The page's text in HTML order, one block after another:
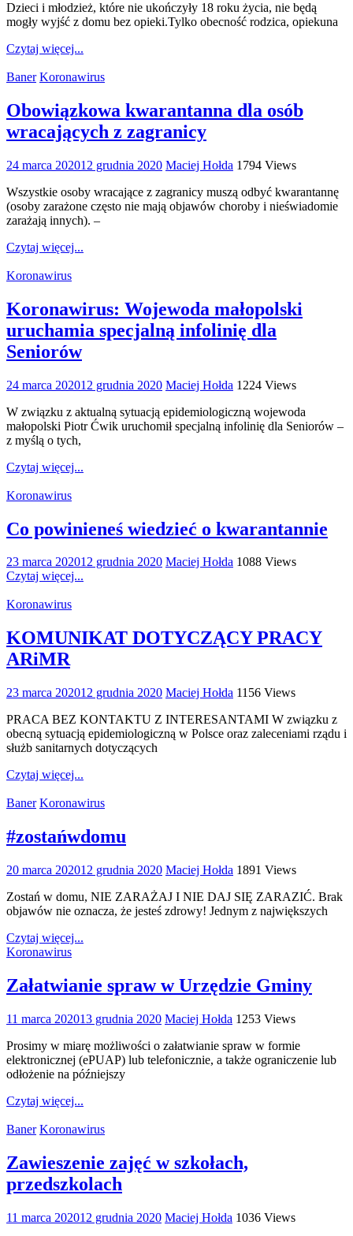
Dzieci i młodzież, które nie ukończyły 18 roku życia, nie będą
mogły wyjść z domu bez opieki.Tylko obecność rodzica, opiekuna
Czytaj więcej...
Baner Koronawirus
Obowiązkowa kwarantanna dla osób
wracających z zagranicy
24 marca 202012 grudnia 2020 Maciej Hołda 1794 Views
Wszystkie osoby wracające z zagranicy muszą odbyć kwarantannę
(osoby zarażone często nie mają objawów choroby i nieświadomie
zarażają innych). –
Czytaj więcej...
Koronawirus
Koronawirus: Wojewoda małopolski
uruchamia specjalną infolinię dla
Seniorów
24 marca 202012 grudnia 2020 Maciej Hołda 1224 Views
W związku z aktualną sytuacją epidemiologiczną wojewoda
małopolski Piotr Ćwik uruchomił specjalną infolinię dla Seniorów –
z myślą o tych,
Czytaj więcej...
Koronawirus
Co powinieneś wiedzieć o kwarantannie
23 marca 202012 grudnia 2020 Maciej Hołda 1088 Views
Czytaj więcej...
Koronawirus
KOMUNIKAT DOTYCZĄCY PRACY
ARiMR
23 marca 202012 grudnia 2020 Maciej Hołda 1156 Views
PRACA BEZ KONTAKTU Z INTERESANTAMI W związku z
obecną sytuacją epidemiologiczną w Polsce oraz zaleceniami rządu i
służb sanitarnych dotyczących
Czytaj więcej...
Baner Koronawirus
#zostańwdomu
20 marca 202012 grudnia 2020 Maciej Hołda 1891 Views
Zostań w domu, NIE ZARAŻAJ I NIE DAJ SIĘ ZARAZIĆ. Brak
objawów nie oznacza, że jesteś zdrowy! Jednym z największych
Czytaj więcej...
Koronawirus
Załatwianie spraw w Urzędzie Gminy
11 marca 202013 grudnia 2020 Maciej Hołda 1253 Views
Prosimy w miarę możliwości o załatwianie spraw w formie
elektronicznej (ePUAP) lub telefonicznie, a także ograniczenie lub
odłożenie na późniejszy
Czytaj więcej...
Baner Koronawirus
Zawieszenie zajęć w szkołach,
przedszkolach
11 marca 202012 grudnia 2020 Maciej Hołda 1036 Views